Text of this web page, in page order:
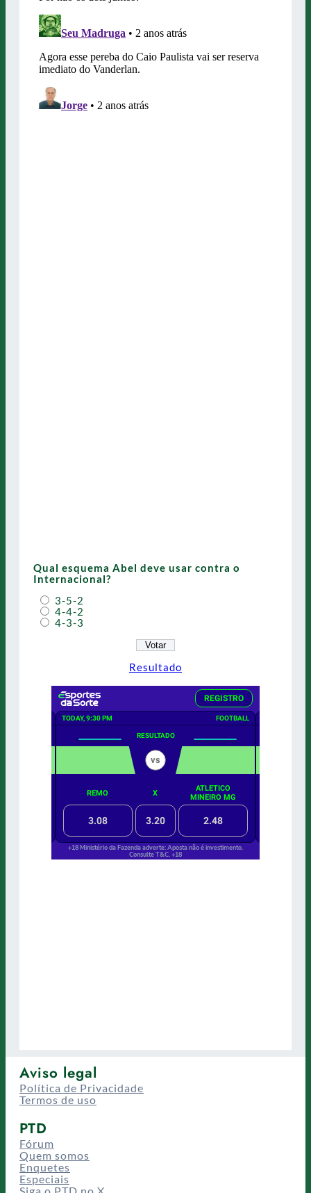
Qual esquema Abel deve usar contra o
Internacional?
3-5-2
4-4-2
4-3-3
Resultado
Aviso legal
Política de Privacidade
Termos de uso
PTD
Fórum
Quem somos
Enquetes
Especiais